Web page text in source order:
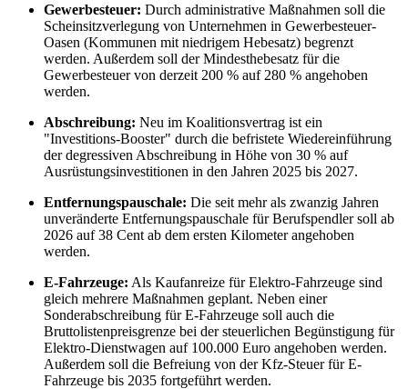
Gewerbesteuer: Durch administrative Maßnahmen soll die
Scheinsitzverlegung von Unternehmen in Gewerbesteuer-
Oasen (Kommunen mit niedrigem Hebesatz) begrenzt
werden. Außerdem soll der Mindesthebesatz für die
Gewerbesteuer von derzeit 200 % auf 280 % angehoben
werden.
Abschreibung: Neu im Koalitionsvertrag ist ein
"Investitions-Booster" durch die befristete Wiedereinführung
der degressiven Abschreibung in Höhe von 30 % auf
Ausrüstungsinvestitionen in den Jahren 2025 bis 2027.
Entfernungspauschale: Die seit mehr als zwanzig Jahren
unveränderte Entfernungspauschale für Berufspendler soll ab
2026 auf 38 Cent ab dem ersten Kilometer angehoben
werden.
E-Fahrzeuge: Als Kaufanreize für Elektro-Fahrzeuge sind
gleich mehrere Maßnahmen geplant. Neben einer
Sonderabschreibung für E-Fahrzeuge soll auch die
Bruttolistenpreisgrenze bei der steuerlichen Begünstigung für
Elektro-Dienstwagen auf 100.000 Euro angehoben werden.
Außerdem soll die Befreiung von der Kfz-Steuer für E-
Fahrzeuge bis 2035 fortgeführt werden.